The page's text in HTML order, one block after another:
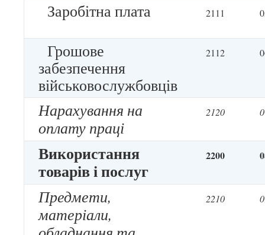
Заробітна плата 2111
Грошове
забезпечення
військовослужбовців
2112
Нарахування на
оплату праці
2120
Використання
товарів і послуг
2200
Предмети,
матеріали,
2210